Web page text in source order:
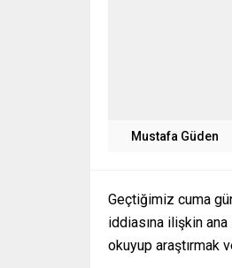
Mustafa Güden
Geçtiğimiz cuma
iddiasına ilişkin
okuyup araştırmak